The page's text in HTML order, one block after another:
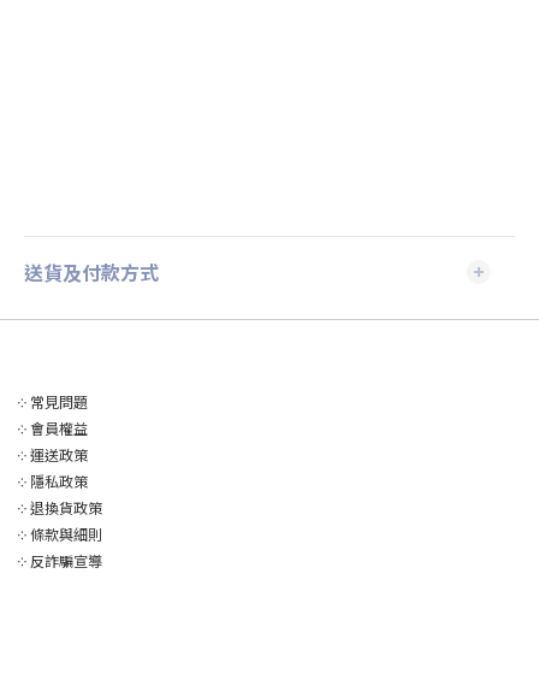
送貨及付款方式
༶ 常見問題
༶會員權益
༶運送政策
༶ 隱私政策
༶退換貨政策
༶條款與細則
༶ 反詐騙宣導